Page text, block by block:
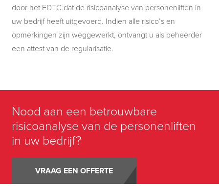
door het EDTC dat de risicoanalyse van personenliften in
uw bedrijf heeft uitgevoerd. Indien alle risico’s en
opmerkingen zijn weggewerkt, ontvangt u als beheerder
een attest van de regularisatie.
Nood aan een betrouwbare
risicoanalyse van de personenliften
in uw bedrijf?
VRAAG EEN OFFERTE